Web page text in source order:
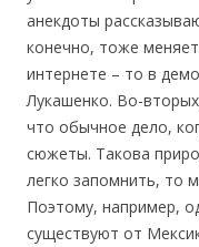
анекдоты
конечно, тоже
интернете – то в
Лукашенко. Во-
что обычное дело,
сюжеты. Такова
легко запомнить, то
Поэтому, например,
существуют от